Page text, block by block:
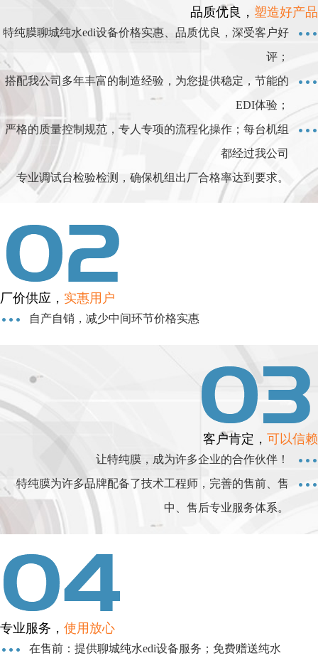
品质优良， 塑造好产品
特纯膜聊城纯水edi设备价格实惠、品质优良，深受客户好
评；
搭配我公司多年丰富的制造经验，为您提供稳定，节能的
EDI体验；
严格的质量控制规范，专人专项的流程化操作；每台机组
都经过我公司
专业调试台检验检测，确保机组出厂合格率达到要求。
厂价供应， 实惠用户
自产自销，减少中间环节价格实惠
客户肯定， 可以信赖
让特纯膜，成为许多企业的合作伙伴！
特纯膜为许多品牌配备了技术工程师，完善的售前、售
中、售后专业服务体系。
专业服务， 使用放心
在售前：提供聊城纯水edi设备服务；免费赠送纯水